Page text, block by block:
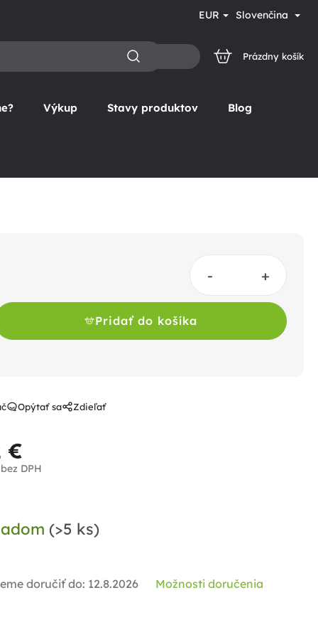
EUR Slovenčina
NÁKUPNÝ
Prázdny košík
Výkup Stavy produktov Blog
€
DPH
(>5 ks)
doručiť do: 12.8.2026 Možnosti doručenia
Pridať do košíka
Opýtať sa Zdieľať